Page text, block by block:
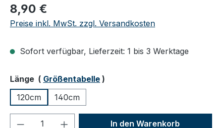
Regulärer Preis:
8,90 €
Preise inkl. MwSt. zzgl. Versandkosten
Sofort verfügbar, Lieferzeit: 1 bis 3 Werktage
Längeauswählen
( Größentabelle )
120cm
140cm
Produkt Anzahl: Gib denIn den Warenkorb